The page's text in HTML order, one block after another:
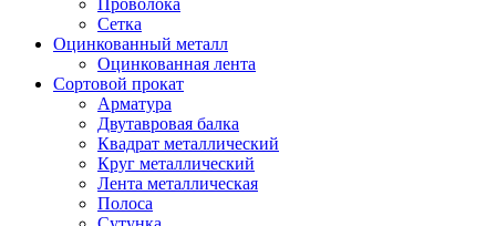
Проволока
Сетка
Оцинкованный металл
Оцинкованная лента
Сортовой прокат
Арматура
Двутавровая балка
Квадрат металлический
Круг металлический
Лента металлическая
Полоса